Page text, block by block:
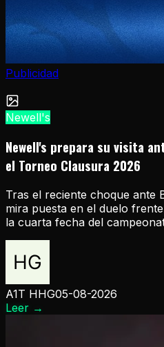
Publicidad
Newell's
Newell's prepara su visita
el Torneo Clausura 2026
Tras el reciente choque ante
mira puesta en el duelo
la cuarta fecha del
A1T HHG05-08-2026
Leer →